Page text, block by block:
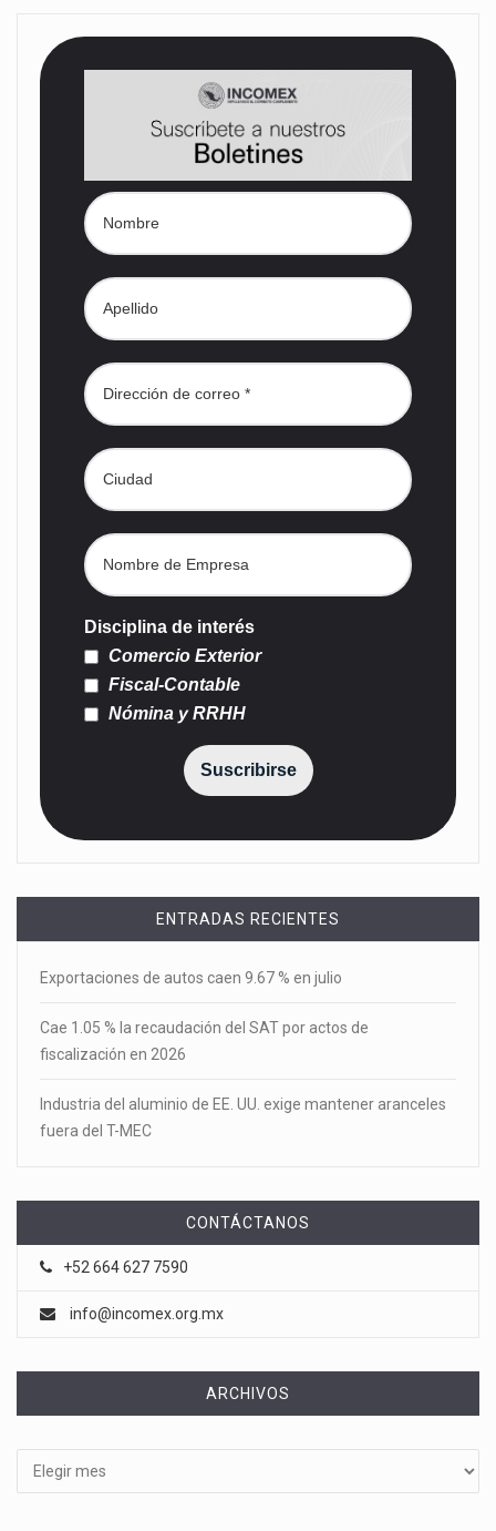
Disciplina de interés
Comercio Exterior
Fiscal-Contable
Nómina y RRHH
Suscribirse
ENTRADAS RECIENTES
Exportaciones de autos caen 9.67 % en julio
Cae 1.05 % la recaudación del SAT por actos de
fiscalización en 2026
Industria del aluminio de EE. UU. exige mantener aranceles
fuera del T-MEC
CONTÁCTANOS
+52 664 627 7590
info@incomex.org.mx
ARCHIVOS